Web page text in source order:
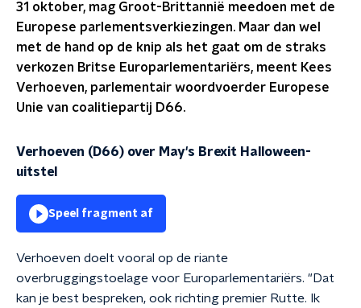
31 oktober, mag Groot-Brittannië meedoen met de
Europese parlementsverkiezingen. Maar dan wel
met de hand op de knip als het gaat om de straks
verkozen Britse Europarlementariërs, meent Kees
Verhoeven, parlementair woordvoerder Europese
Unie van coalitiepartij D66.
Verhoeven (D66) over May's Brexit Halloween-
uitstel
Speel fragment af
Verhoeven doelt vooral op de riante
overbruggingstoelage voor Europarlementariërs. "Dat
kan je best bespreken, ook richting premier Rutte. Ik